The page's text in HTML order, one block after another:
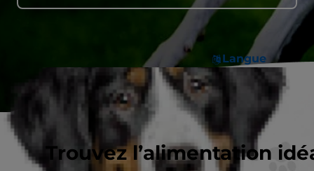
Langue
Trouvez l’alimentation